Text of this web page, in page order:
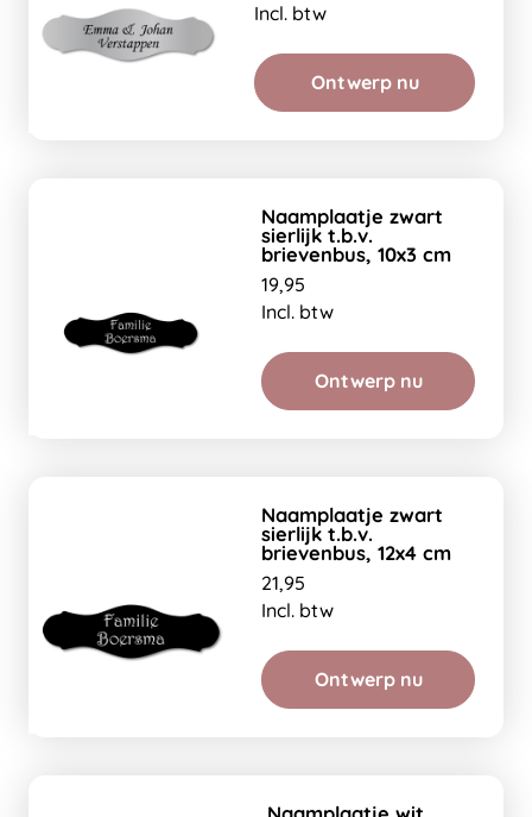
Incl. btw
Ontwerp nu
Naamplaatje zwart
sierlijk t.b.v.
brievenbus, 10x3 cm
19,95
Incl. btw
Ontwerp nu
Naamplaatje zwart
sierlijk t.b.v.
brievenbus, 12x4 cm
21,95
Incl. btw
Ontwerp nu